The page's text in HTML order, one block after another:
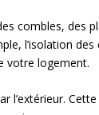
combles, des
l’isolation
votre logement.
l’extérieur.